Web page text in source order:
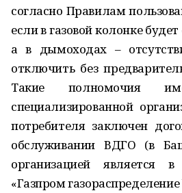
согласно Правилам
если в газовой колонке
а в дымоходах –
отключить без
Такие полномочия
специализированной
потребителя заключен
обслуживании ВДГО (в
организацией
«Газпром